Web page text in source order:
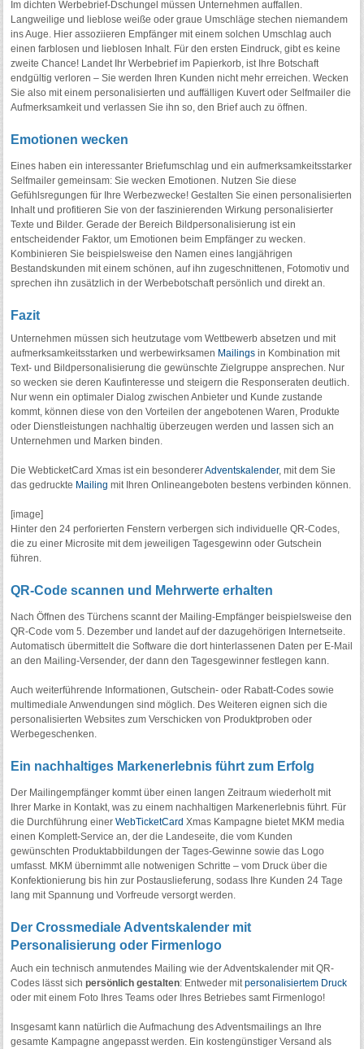
Im dichten Werbebrief-Dschungel müssen Unternehmen auffallen.
Langweilige und lieblose weiße oder graue Umschläge stechen niemandem
ins Auge. Hier assoziieren Empfänger mit einem solchen Umschlag auch
einen farblosen und lieblosen Inhalt. Für den ersten Eindruck, gibt es keine
zweite Chance! Landet Ihr Werbebrief im Papierkorb, ist Ihre Botschaft
endgültig verloren – Sie werden Ihren Kunden nicht mehr erreichen. Wecken
Sie also mit einem personalisierten und auffälligen Kuvert oder Selfmailer die
Aufmerksamkeit und verlassen Sie ihn so, den Brief auch zu öffnen.
Emotionen wecken
Eines haben ein interessanter Briefumschlag und ein aufmerksamkeitsstarker
Selfmailer gemeinsam: Sie wecken Emotionen. Nutzen Sie diese
Gefühlsregungen für Ihre Werbezwecke! Gestalten Sie einen personalisierten
Inhalt und profitieren Sie von der faszinierenden Wirkung personalisierter
Texte und Bilder. Gerade der Bereich Bildpersonalisierung ist ein
entscheidender Faktor, um Emotionen beim Empfänger zu wecken.
Kombinieren Sie beispielsweise den Namen eines langjährigen
Bestandskunden mit einem schönen, auf ihn zugeschnittenen, Fotomotiv und
sprechen ihn zusätzlich in der Werbebotschaft persönlich und direkt an.
Fazit
Unternehmen müssen sich heutzutage vom Wettbewerb absetzen und mit
aufmerksamkeitsstarken und werbewirksamen Mailings in Kombination mit
Text- und Bildpersonalisierung die gewünschte Zielgruppe ansprechen. Nur
so wecken sie deren Kaufinteresse und steigern die Responseraten deutlich.
Nur wenn ein optimaler Dialog zwischen Anbieter und Kunde zustande
kommt, können diese von den Vorteilen der angebotenen Waren, Produkte
oder Dienstleistungen nachhaltig überzeugen werden und lassen sich an
Unternehmen und Marken binden.
Die WebticketCard Xmas ist ein besondererAdventskalender, mit dem Sie
das gedruckte Mailing mit Ihren Onlineangeboten bestens verbinden können.
[image]
Hinter den 24 perforierten Fenstern verbergen sich individuelle QR-Codes,
die zu einer Microsite mit dem jeweiligen Tagesgewinn oder Gutschein
führen.
QR-Code scannen und Mehrwerte erhalten
Nach Öffnen des Türchens scannt der Mailing-Empfänger beispielsweise den
QR-Code vom 5. Dezember und landet auf der dazugehörigen Internetseite.
Automatisch übermittelt die Software die dort hinterlassenen Daten per E-Mail
an den Mailing-Versender, der dann den Tagesgewinner festlegen kann.
Auch weiterführende Informationen, Gutschein- oder Rabatt-Codes sowie
multimediale Anwendungen sind möglich. Des Weiteren eignen sich die
personalisierten Websites zum Verschicken von Produktproben oder
Werbegeschenken.
Ein nachhaltiges Markenerlebnis führt zum Erfolg
Der Mailingempfänger kommt über einen langen Zeitraum wiederholt mit
Ihrer Marke in Kontakt, was zu einem nachhaltigen Markenerlebnis führt. Für
die Durchführung einerWebTicketCard Xmas Kampagne bietet MKM media
einen Komplett-Service an, der die Landeseite, die vom Kunden
gewünschten Produktabbildungen der Tages-Gewinne sowie das Logo
umfasst. MKM übernimmt alle notwenigen Schritte – vom Druck über die
Konfektionierung bis hin zur Postauslieferung, sodass Ihre Kunden 24 Tage
lang mit Spannung und Vorfreude versorgt werden.
Der Crossmediale Adventskalender mit
Personalisierung oder Firmenlogo
Auch ein technisch anmutendes Mailing wie der Adventskalender mit QR-
Codes lässt sichpersönlich gestalten: Entweder mitpersonalisiertem Druck
oder mit einem Foto Ihres Teams oder Ihres Betriebes samt Firmenlogo!
Insgesamt kann natürlich die Aufmachung des Adventsmailings an Ihre
gesamte Kampagne angepasst werden. Ein kostengünstiger Versand als